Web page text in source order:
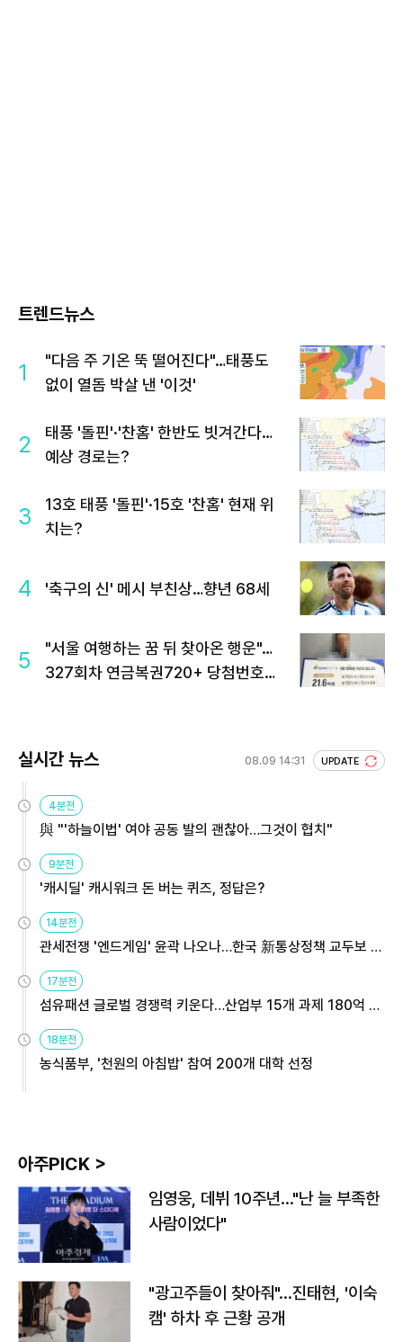
트렌드뉴스
1
"다음 주 기온 뚝 떨어진다"…태풍도
없이 열돔 박살 낸 '이것'
2
태풍 '돌핀'·'찬홈' 한반도 빗겨간다…
예상 경로는?
3
13호 태풍 '돌핀'·15호 '찬홈' 현재 위
치는?
4 '축구의 신' 메시 부친상…향년 68세
5
"서울 여행하는 꿈 뒤 찾아온 행운"…
327회차 연금복권720+ 당첨번호조
실시간 뉴스 08.09 14:31 UPDATE
4분전
與 "'하늘이법' 여야 공동 발의 괜찮아…그것이 협치"
9분전
'캐시딜' 캐시워크 돈 버는 퀴즈, 정답은?
14분전
관세전쟁 '엔드게임' 윤곽 나오나…한국 新통상정책 교두보 활
용해야
17분전
섬유패션 글로벌 경쟁력 키운다…산업부 15개 과제 180억 지
원
18분전
농식품부, '천원의 아침밥' 참여 200개 대학 선정
아주PICK >
임영웅, 데뷔 10주년…"난 늘 부족한
사람이었다"
"광고주들이 찾아줘"…진태현, '이숙
캠' 하차 후 근황 공개